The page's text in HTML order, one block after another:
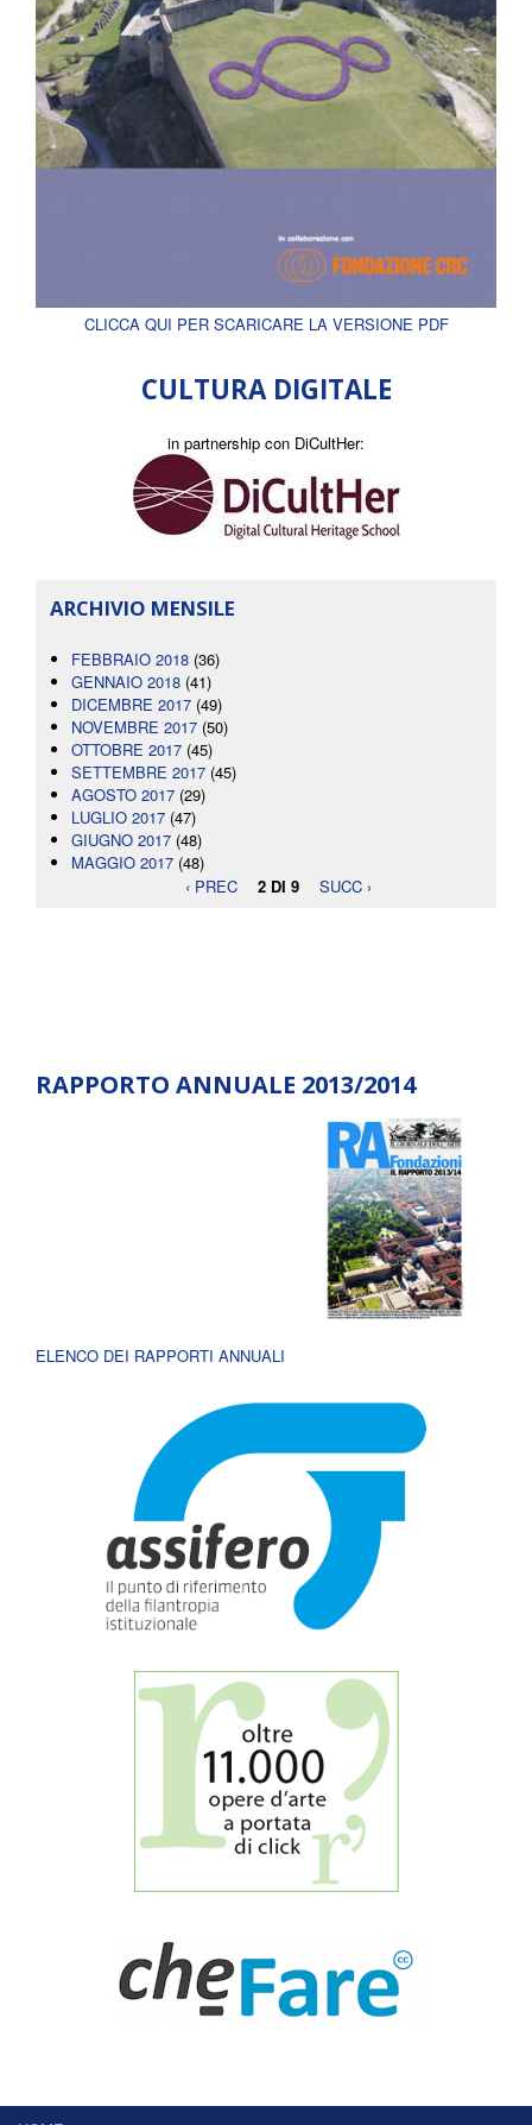
CLICCA QUI PER SCARICARE LA VERSIONE PDF
CULTURA DIGITALE
in partnership con DiCultHer:
ARCHIVIO MENSILE
FEBBRAIO 2018 (36)
GENNAIO 2018 (41)
DICEMBRE 2017 (49)
NOVEMBRE 2017 (50)
OTTOBRE 2017 (45)
SETTEMBRE 2017 (45)
AGOSTO 2017 (29)
LUGLIO 2017 (47)
GIUGNO 2017 (48)
MAGGIO 2017 (48)
‹ PREC
2 DI 9 SUCC ›
RAPPORTO ANNUALE 2013/2014
ELENCO DEI RAPPORTI ANNUALI